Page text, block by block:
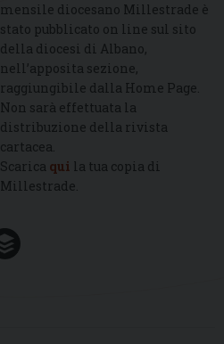
mensile diocesano Millestrade è
stato pubblicato on line sul sito
della diocesi di Albano,
nell’apposita sezione,
raggiungibile dalla Home Page.
Non sarà effettuata la
distribuzione della rivista
cartacea.
Scarica qui la tua copia di
Millestrade.